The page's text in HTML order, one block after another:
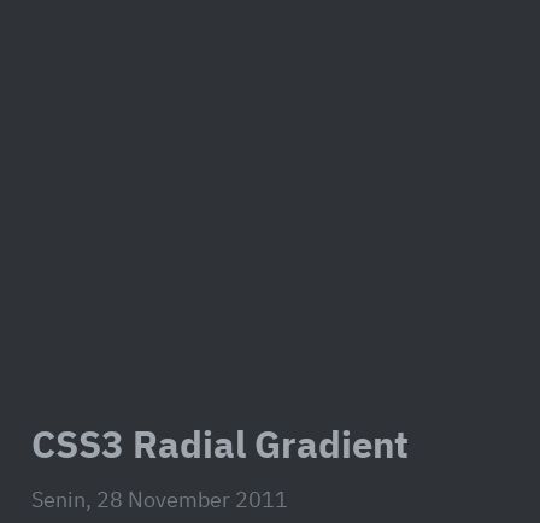
CSS3 Radial Gradient
Senin, 28 November 2011